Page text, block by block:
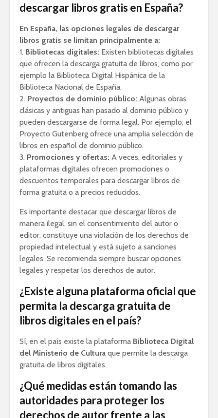
descargar libros gratis en España?
En España, las opciones legales de descargar
libros gratis se limitan principalmente a:
1. Bibliotecas digitales: Existen bibliotecas digitales
que ofrecen la descarga gratuita de libros, como por
ejemplo la Biblioteca Digital Hispánica de la
Biblioteca Nacional de España.
2. Proyectos de dominio público: Algunas obras
clásicas y antiguas han pasado al dominio público y
pueden descargarse de forma legal. Por ejemplo, el
Proyecto Gutenberg ofrece una amplia selección de
libros en español de dominio público.
3. Promociones y ofertas: A veces, editoriales y
plataformas digitales ofrecen promociones o
descuentos temporales para descargar libros de
forma gratuita o a precios reducidos.
Es importante destacar que descargar libros de
manera ilegal, sin el consentimiento del autor o
editor, constituye una violación de los derechos de
propiedad intelectual y está sujeto a sanciones
legales. Se recomienda siempre buscar opciones
legales y respetar los derechos de autor.
¿Existe alguna plataforma oficial que
permita la descarga gratuita de
libros digitales en el país?
Sí, en el país existe la plataforma Biblioteca Digital
del Ministerio de Cultura que permite la descarga
gratuita de libros digitales.
¿Qué medidas están tomando las
autoridades para proteger los
derechos de autor frente a las